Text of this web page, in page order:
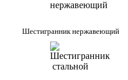
Шестигранник нержавеющий